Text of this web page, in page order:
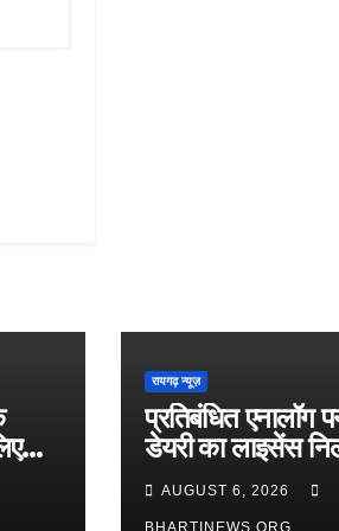
रायगढ़ न्यूज़
प्रतिबंधित एनालॉग
डेयरी का लाइसेंस
AUGUST 6, 2026
BHARTINEWS.ORG